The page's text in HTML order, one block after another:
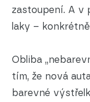
zastoupení. A v
laky –
Obliba
tím, že nová
barevné